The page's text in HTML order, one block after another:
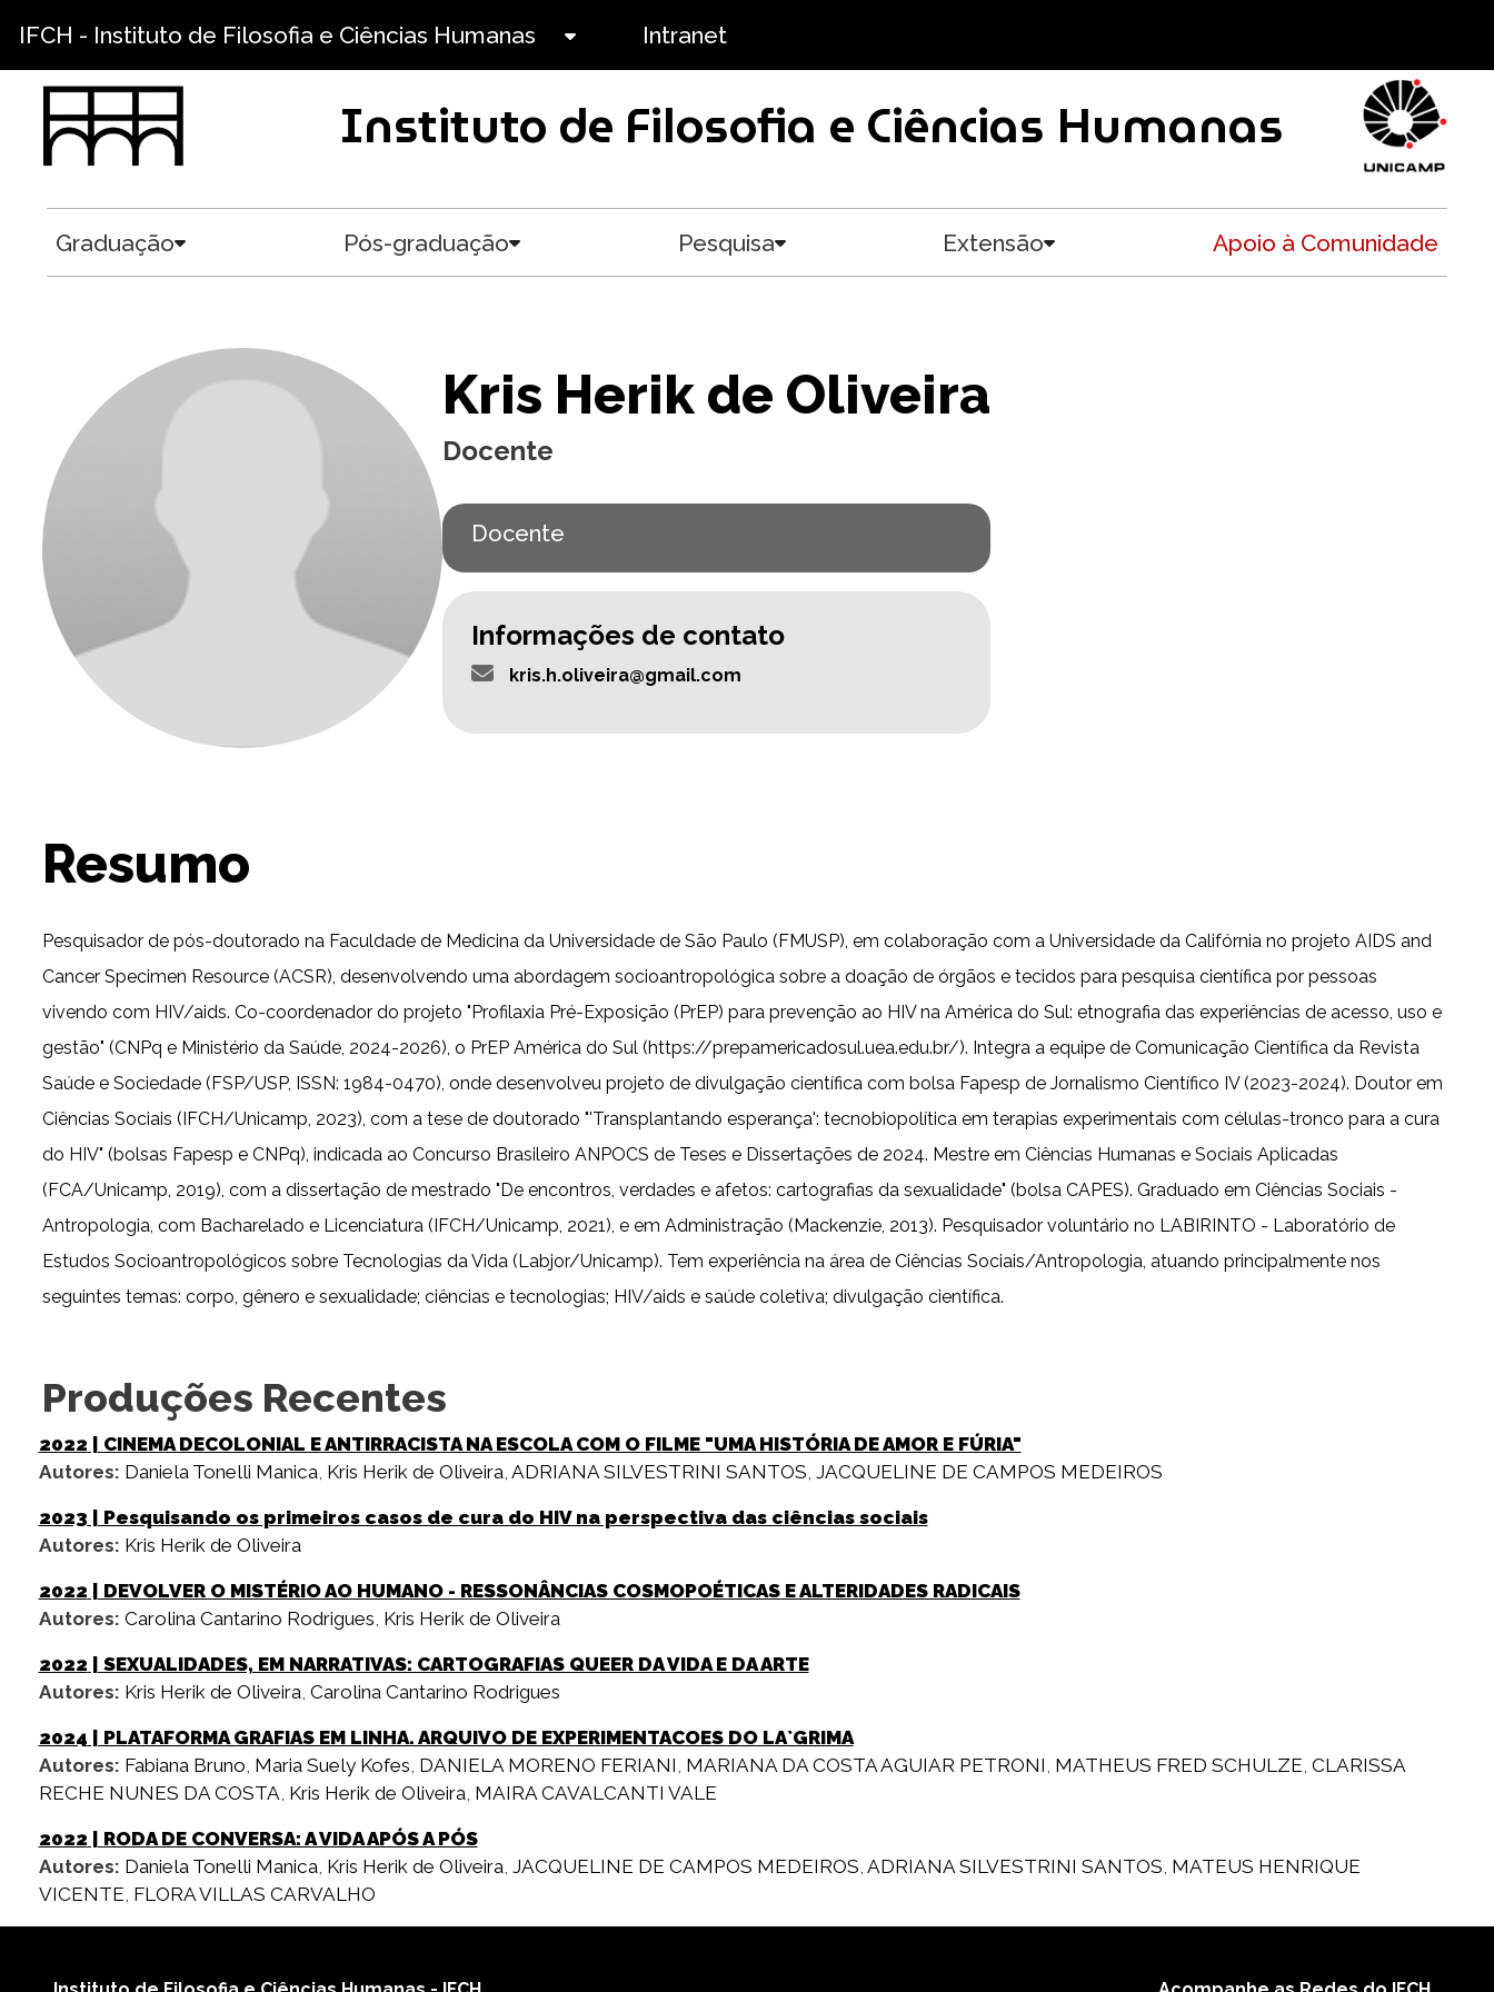
IFCH - Instituto de Filosofia e Ciências Humanas Intranet
Instituto de Filosofia e Ciências Humanas
Graduação Pós-graduação Pesquisa Extensão Apoio à Comunidade
Kris Herik de Oliveira
Docente
Docente
Informações de contato
kris.h.oliveira@gmail.com
Resumo
Pesquisador de pós-doutorado na Faculdade de Medicina da Universidade de São Paulo (FMUSP), em colaboração com a Universidade da Califórnia no projeto AIDS and
Cancer Specimen Resource (ACSR), desenvolvendo uma abordagem socioantropológica sobre a doação de órgãos e tecidos para pesquisa científica por pessoas
vivendo com HIV/aids. Co-coordenador do projeto "Profilaxia Pré-Exposição (PrEP) para prevenção ao HIV na América do Sul: etnografia das experiências de acesso, uso e
gestão" (CNPq e Ministério da Saúde, 2024-2026), o PrEP América do Sul (https://prepamericadosul.uea.edu.br/). Integra a equipe de Comunicação Científica da Revista
Saúde e Sociedade (FSP/USP, ISSN: 1984-0470), onde desenvolveu projeto de divulgação científica com bolsa Fapesp de Jornalismo Científico IV (2023-2024). Doutor em
Ciências Sociais (IFCH/Unicamp, 2023), com a tese de doutorado "'Transplantando esperança': tecnobiopolítica em terapias experimentais com células-tronco para a cura
do HIV" (bolsas Fapesp e CNPq), indicada ao Concurso Brasileiro ANPOCS de Teses e Dissertações de 2024. Mestre em Ciências Humanas e Sociais Aplicadas
(FCA/Unicamp, 2019), com a dissertação de mestrado "De encontros, verdades e afetos: cartografias da sexualidade" (bolsa CAPES). Graduado em Ciências Sociais -
Antropologia, com Bacharelado e Licenciatura (IFCH/Unicamp, 2021), e em Administração (Mackenzie, 2013). Pesquisador voluntário no LABIRINTO - Laboratório de
Estudos Socioantropológicos sobre Tecnologias da Vida (Labjor/Unicamp). Tem experiência na área de Ciências Sociais/Antropologia, atuando principalmente nos
seguintes temas: corpo, gênero e sexualidade; ciências e tecnologias; HIV/aids e saúde coletiva; divulgação científica.
Produções Recentes
2022 | CINEMA DECOLONIAL E ANTIRRACISTA NA ESCOLA COM O FILME "UMA HISTÓRIA DE AMOR E FÚRIA"
Autores: Daniela Tonelli Manica, Kris Herik de Oliveira, ADRIANA SILVESTRINI SANTOS, JACQUELINE DE CAMPOS MEDEIROS
2023 | Pesquisando os primeiros casos de cura do HIV na perspectiva das ciências sociais
Autores: Kris Herik de Oliveira
2022 | DEVOLVER O MISTÉRIO AO HUMANO - RESSONÂNCIAS COSMOPOÉTICAS E ALTERIDADES RADICAIS
Autores: Carolina Cantarino Rodrigues, Kris Herik de Oliveira
2022 | SEXUALIDADES, EM NARRATIVAS: CARTOGRAFIAS QUEER DA VIDA E DA ARTE
Autores: Kris Herik de Oliveira, Carolina Cantarino Rodrigues
2024 | PLATAFORMA GRAFIAS EM LINHA. ARQUIVO DE EXPERIMENTACOES DO LA`GRIMA
Autores: Fabiana Bruno, Maria Suely Kofes, DANIELA MORENO FERIANI, MARIANA DA COSTA AGUIAR PETRONI, MATHEUS FRED SCHULZE, CLARISSA
RECHE NUNES DA COSTA, Kris Herik de Oliveira, MAIRA CAVALCANTI VALE
2022 | RODA DE CONVERSA: A VIDA APÓS A PÓS
Autores: Daniela Tonelli Manica, Kris Herik de Oliveira, JACQUELINE DE CAMPOS MEDEIROS, ADRIANA SILVESTRINI SANTOS, MATEUS HENRIQUE
VICENTE, FLORA VILLAS CARVALHO